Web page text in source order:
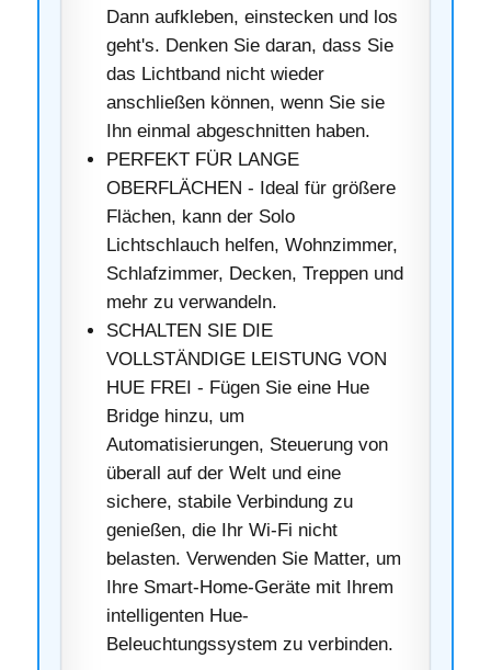
Dann aufkleben, einstecken und los
geht's. Denken Sie daran, dass Sie
das Lichtband nicht wieder
anschließen können, wenn Sie sie
Ihn einmal abgeschnitten haben.
PERFEKT FÜR LANGE
OBERFLÄCHEN - Ideal für größere
Flächen, kann der Solo
Lichtschlauch helfen, Wohnzimmer,
Schlafzimmer, Decken, Treppen und
mehr zu verwandeln.
SCHALTEN SIE DIE
VOLLSTÄNDIGE LEISTUNG VON
HUE FREI - Fügen Sie eine Hue
Bridge hinzu, um
Automatisierungen, Steuerung von
überall auf der Welt und eine
sichere, stabile Verbindung zu
genießen, die Ihr Wi-Fi nicht
belasten. Verwenden Sie Matter, um
Ihre Smart-Home-Geräte mit Ihrem
intelligenten Hue-
Beleuchtungssystem zu verbinden.